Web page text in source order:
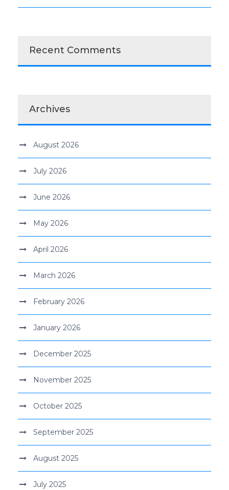
Recent Comments
Archives
August 2026
July 2026
June 2026
May 2026
April 2026
March 2026
February 2026
January 2026
December 2025
November 2025
October 2025
September 2025
August 2025
July 2025